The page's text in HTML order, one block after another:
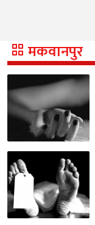
मकवानपुर